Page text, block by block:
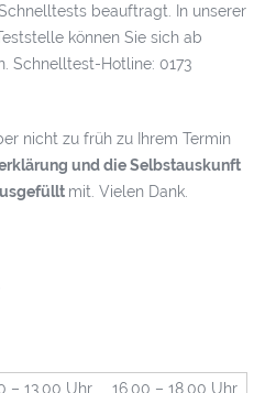
beauftragt. In unserer
können Sie sich ab
Schnelltest-Hotline: 0173
nicht zu früh zu Ihrem Termin
und die Selbstauskunft
mit. Vielen Dank.
– 13.00 Uhr
16.00 – 18.00 Uhr